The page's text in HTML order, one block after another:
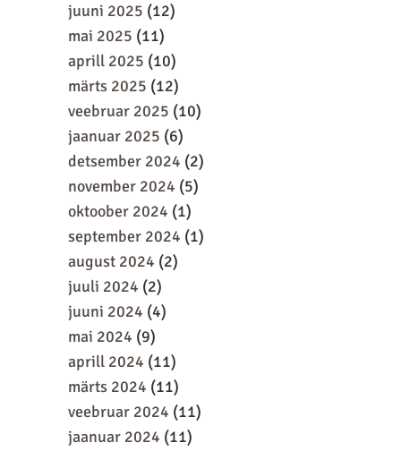
juuni 2025 (12)
mai 2025 (11)
aprill 2025 (10)
märts 2025 (12)
veebruar 2025 (10)
jaanuar 2025 (6)
detsember 2024 (2)
november 2024 (5)
oktoober 2024 (1)
september 2024 (1)
august 2024 (2)
juuli 2024 (2)
juuni 2024 (4)
mai 2024 (9)
aprill 2024 (11)
märts 2024 (11)
veebruar 2024 (11)
jaanuar 2024 (11)